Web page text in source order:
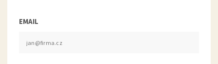
EMAIL